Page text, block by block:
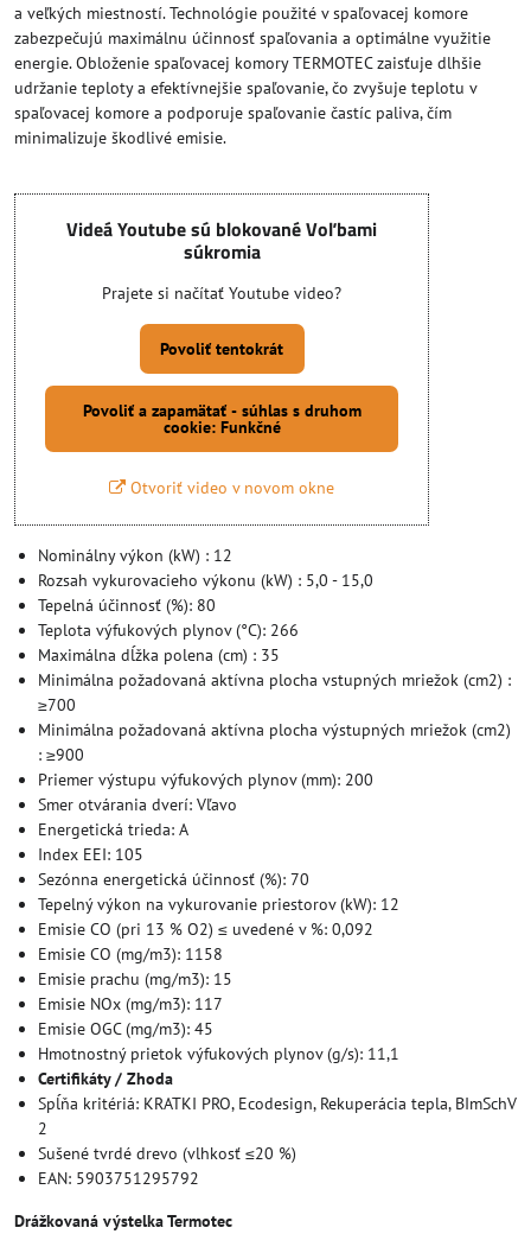
a veľkých miestností. Technológie použité v spaľovacej komore
zabezpečujú maximálnu účinnosť spaľovania a optimálne využitie
energie. Obloženie spaľovacej komory TERMOTEC zaisťuje dlhšie
udržanie teploty a efektívnejšie spaľovanie, čo zvyšuje teplotu v
spaľovacej komore a podporuje spaľovanie častíc paliva, čím
minimalizuje škodlivé emisie.
Videá Youtube sú blokované Voľbami
súkromia
Prajete si načítať Youtube video?
Povoliť tentokrát
Povoliť a zapamätať - súhlas s druhom
cookie: Funkčné
Otvoriť video v novom okne
Nominálny výkon (kW) : 12
Rozsah vykurovacieho výkonu (kW) : 5,0 - 15,0
Tepelná účinnosť (%): 80
Teplota výfukových plynov (°C): 266
Maximálna dĺžka polena (cm) : 35
Minimálna požadovaná aktívna plocha vstupných mriežok (cm2) :
≥700
Minimálna požadovaná aktívna plocha výstupných mriežok (cm2)
: ≥900
Priemer výstupu výfukových plynov (mm): 200
Smer otvárania dverí: Vľavo
Energetická trieda: A
Index EEI: 105
Sezónna energetická účinnosť (%): 70
Tepelný výkon na vykurovanie priestorov (kW): 12
Emisie CO (pri 13 % O2) ≤ uvedené v %: 0,092
Emisie CO (mg/m3): 1158
Emisie prachu (mg/m3): 15
Emisie NOx (mg/m3): 117
Emisie OGC (mg/m3): 45
Hmotnostný prietok výfukových plynov (g/s): 11,1
Certifikáty / Zhoda
Spĺňa kritériá: KRATKI PRO, Ecodesign, Rekuperácia tepla, BImSchV
2
Sušené tvrdé drevo (vlhkosť ≤20 %)
EAN: 5903751295792
Drážkovaná výstelka Termotec